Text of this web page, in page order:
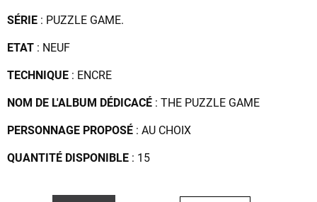
SÉRIE : PUZZLE GAME.
ETAT : NEUF
TECHNIQUE : ENCRE
NOM DE L'ALBUM DÉDICACÉ : THE PUZZLE GAME
PERSONNAGE PROPOSÉ : AU CHOIX
QUANTITÉ DISPONIBLE : 15